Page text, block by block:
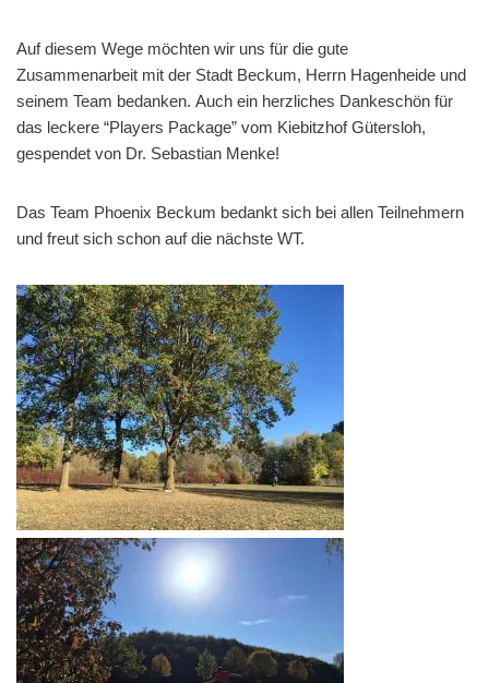
Auf diesem Wege möchten wir uns für die gute
Zusammenarbeit mit der Stadt Beckum, Herrn Hagenheide und
seinem Team bedanken. Auch ein herzliches Dankeschön für
das leckere “Players Package” vom Kiebitzhof Gütersloh,
gespendet von Dr. Sebastian Menke!
Das Team Phoenix Beckum bedankt sich bei allen Teilnehmern
und freut sich schon auf die nächste WT.